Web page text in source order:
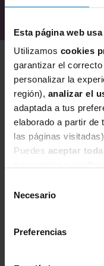
Esta página web
Utilizamos cookies
garantizar el
personalizar la
región), analizar el
adaptada a tus
elaborado a partir de
las páginas
Puedes aceptar
Necesario
Preferencias
plunge
Puedes
braguitas
alguno de
equilibrado.
¿Por qué
plunge
Inimar?
En Inimar
estilizan.
comodidad y
con criterio.
FREYA SWIM
Parte de abajo
33,95 €